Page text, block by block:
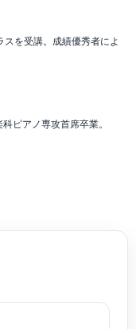
を受講。成績優秀者によ
加。
ピアノ専攻首席卒業。
画コンサートを配信 する。